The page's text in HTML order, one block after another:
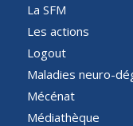
La SFM
Les actions
Logout
Maladies neuro-
Mécénat
Médiathèque